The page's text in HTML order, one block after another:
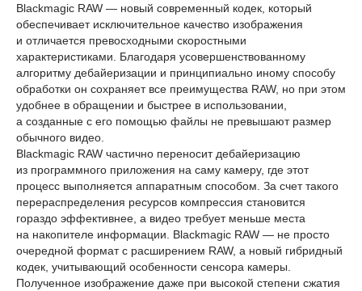
Blackmagic RAW — новый современный кодек, который
обеспечивает исключительное качество изображения
и отличается превосходными скоростными
характеристиками. Благодаря усовершенствованному
алгоритму дебайеризации и принципиально иному способу
обработки он сохраняет все преимущества RAW, но при этом
удобнее в обращении и быстрее в использовании,
а созданные с его помощью файлы не превышают размер
обычного видео.
Blackmagic RAW частично переносит дебайеризацию
из программного приложения на саму камеру, где этот
процесс выполняется аппаратным способом. За счет такого
перераспределения ресурсов компрессия становится
гораздо эффективнее, а видео требует меньше места
на накопителе информации. Blackmagic RAW — не просто
очередной формат с расширением RAW, а новый гибридный
кодек, учитывающий особенности сенсора камеры.
Полученное изображение даже при высокой степени сжатия